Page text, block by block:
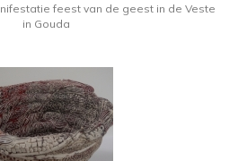
feest van de geest in de Veste
in Gouda